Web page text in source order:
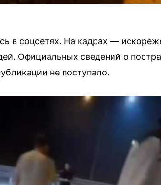
в соцсетях. На кадрах —
Официальных сведений о
не поступало.